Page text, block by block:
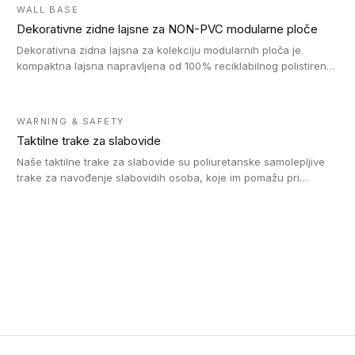
WALL BASE
Dekorativne zidne lajsne za NON-PVC modularne ploče
Dekorativna zidna lajsna za kolekciju modularnih ploča je
kompaktna lajsna napravljena od 100% reciklabilnog polistirena,
WARNING & SAFETY
Taktilne trake za slabovide
Naše taktilne trake za slabovide su poliuretanske samolepljive
trake za navođenje slabovidih osoba, koje im pomažu pri